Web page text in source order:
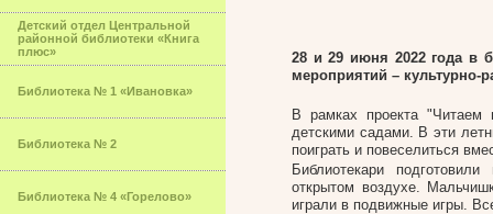
Детский отдел Центральной
районной библиотеки «Книга
плюс»
Библиотека № 1 «Ивановка»
Библиотека № 2
Библиотека № 4 «Горелово»
28 и 29 июня 2022 года в
мероприятий – культурно-
В рамках проекта "Читаем
детскими садами. В эти
поиграть и повеселиться
Библиотекари
открытом воздухе.
играли в подвижные игры.